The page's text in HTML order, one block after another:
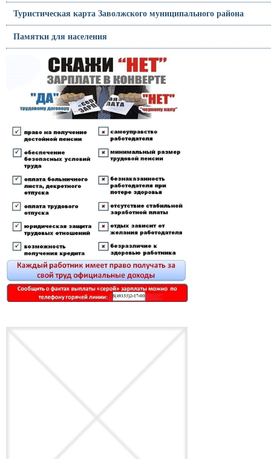
Туристическая карта Заволжского муниципального района
Памятки для населения